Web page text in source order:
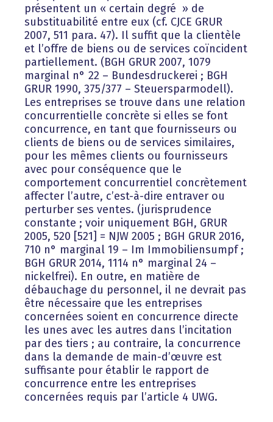
présentent un « certain degré » de
substituabilité entre eux (cf. CJCE GRUR
2007, 511 para. 47). Il suffit que la clientèle
et l’offre de biens ou de services coïncident
partiellement. (BGH GRUR 2007, 1079
marginal n° 22 – Bundesdruckerei ; BGH
GRUR 1990, 375/377 – Steuersparmodell).
Les entreprises se trouve dans une relation
concurrentielle concrète si elles se font
concurrence, en tant que fournisseurs ou
clients de biens ou de services similaires,
pour les mêmes clients ou fournisseurs
avec pour conséquence que le
comportement concurrentiel concrètement
affecter l’autre, c’est-à-dire entraver ou
perturber ses ventes. (jurisprudence
constante ; voir uniquement BGH, GRUR
2005, 520 [521] = NJW 2005 ; BGH GRUR 2016,
710 n° marginal 19 – Im Immobiliensumpf ;
BGH GRUR 2014, 1114 n° marginal 24 –
nickelfrei). En outre, en matière de
débauchage du personnel, il ne devrait pas
être nécessaire que les entreprises
concernées soient en concurrence directe
les unes avec les autres dans l’incitation
par des tiers ; au contraire, la concurrence
dans la demande de main-d’œuvre est
suffisante pour établir le rapport de
concurrence entre les entreprises
concernées requis par l’article 4 UWG.